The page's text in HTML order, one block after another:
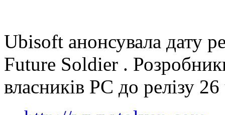
Ubisoft анонсувала дату
Future Soldier .
власників РС до релізу